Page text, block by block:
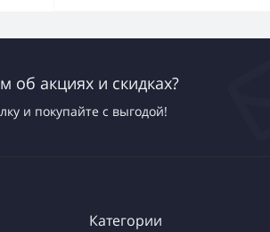
об акциях и скидках?
и покупайте с выгодой!
Категории